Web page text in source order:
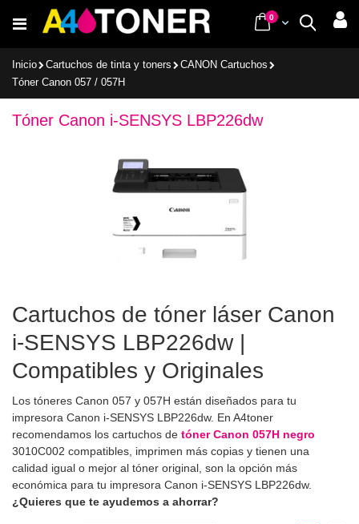
al
Buscar
Cart
0items
Inicio Cartuchos de tinta y toners
CANON Cartuchos
Tóner Canon 057 / 057H
Tóner Canon i-SENSYS LBP226dw
Cartuchos de tóner láser Canon
i-SENSYS LBP226dw |
Compatibles y Originales
Los tóneres Canon 057 y 057H están diseñados para tu
impresora Canon i-SENSYS LBP226dw. En A4toner
recomendamos los cartuchos de tóner Canon 057H negro
3010C002 compatibles, imprimen más copias y tienen una
calidad igual o mejor al tóner original, son la opción más
económica para tu impresora Canon i-SENSYS LBP226dw.
¿Quieres que te ayudemos a ahorrar?